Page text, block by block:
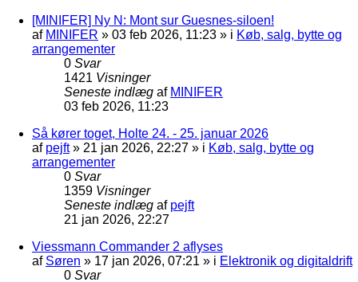
[MINIFER] Ny N: Mont sur Guesnes-siloen!
af MINIFER » 03 feb 2026, 11:23 » i Køb, salg, bytte og
arrangementer
0 Svar
1421 Visninger
Seneste indlæg af MINIFER
03 feb 2026, 11:23
Så kører toget, Holte 24. - 25. januar 2026
af pejft» 21 jan 2026, 22:27 » i Køb, salg, bytte og
arrangementer
0 Svar
1359 Visninger
Seneste indlæg af pejft
21 jan 2026, 22:27
Viessmann Commander 2 aflyses
af Søren » 17 jan 2026, 07:21 » i Elektronik og digitaldrift
0 Svar